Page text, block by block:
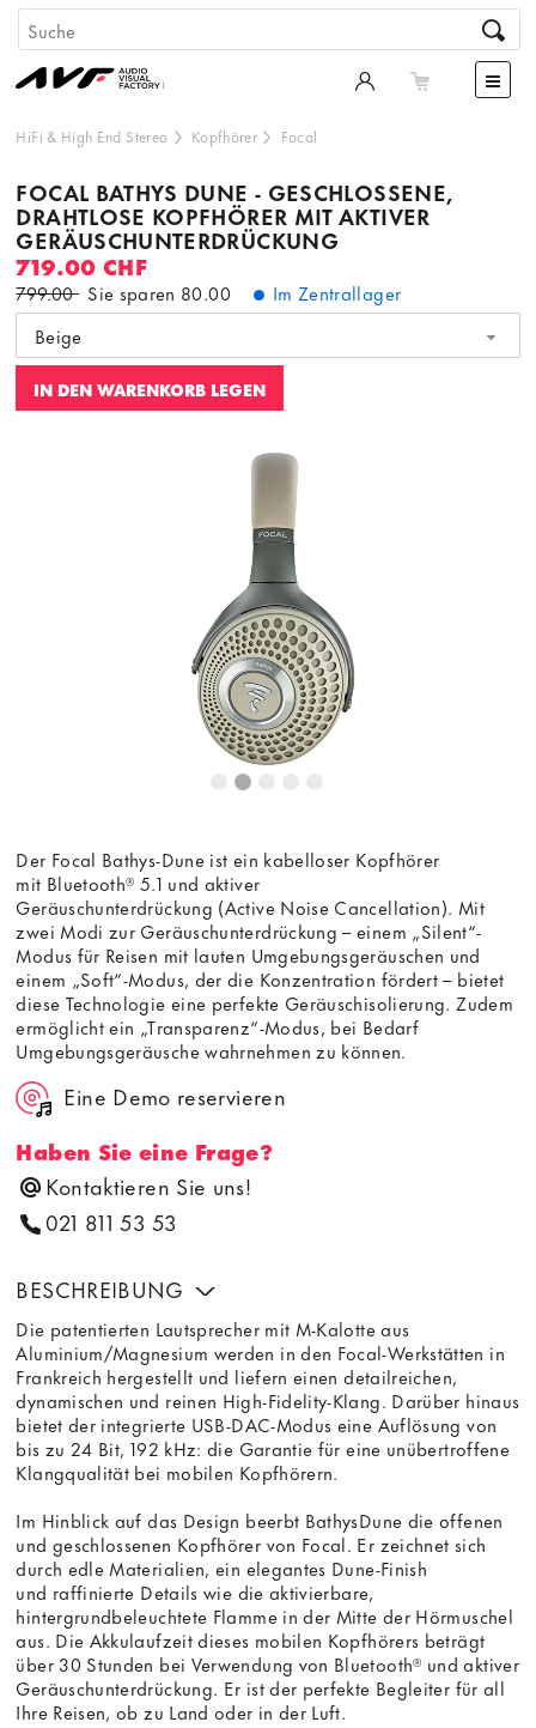
HiFi & High End Stereo Kopfhörer Focal
FOCAL BATHYS DUNE - GESCHLOSSENE,
DRAHTLOSE KOPFHÖRER MIT AKTIVER
GERÄUSCHUNTERDRÜCKUNG
719.00 CHF
799.00 Sie sparen 80.00
Im Zentrallager
Beige
IN DEN WARENKORB LEGEN
Dieser Inhalt wird von einer dritten Partei gehostet. Durch
die Anzeige des externen Inhalts akzeptieren Sie die
von youtube.com.
Video laden Frag nicht mehr
Der Focal Bathys-Dune ist ein kabelloser Kopfhörer
mit Bluetooth® 5.1 und aktiver
Geräuschunterdrückung (Active Noise Cancellation). Mit
zwei Modi zur Geräuschunterdrückung – einem „Silent“-
Modus für Reisen mit lauten Umgebungsgeräuschen und
einem „Soft“-Modus, der die Konzentration fördert – bietet
diese Technologie eine perfekte Geräuschisolierung. Zudem
ermöglicht ein „Transparenz“-Modus, bei Bedarf
Umgebungsgeräusche wahrnehmen zu können.
Eine Demo reservieren
Haben Sie eine Frage?
Kontaktieren Sie uns!
021 811 53 53
BESCHREIBUNG
Die patentierten Lautsprecher mit M-Kalotte aus
Aluminium/Magnesium werden in den Focal-Werkstätten in
Frankreich hergestellt und liefern einen detailreichen,
dynamischen und reinen High-Fidelity-Klang. Darüber hinaus
bietet der integrierte USB-DAC-Modus eine Auflösung von
bis zu 24 Bit, 192 kHz: die Garantie für eine unübertroffene
Klangqualität bei mobilen Kopfhörern.
Im Hinblick auf das Design beerbt BathysDune die offenen
und geschlossenen Kopfhörer von Focal. Er zeichnet sich
durch edle Materialien, ein elegantes Dune-Finish
und raffinierte Details wie die aktivierbare,
hintergrundbeleuchtete Flamme in der Mitte der Hörmuschel
aus. Die Akkulaufzeit dieses mobilen Kopfhörers beträgt
über 30 Stunden bei Verwendung von Bluetooth® und aktiver
Geräuschunterdrückung. Er ist der perfekte Begleiter für all
Ihre Reisen, ob zu Land oder in der Luft.